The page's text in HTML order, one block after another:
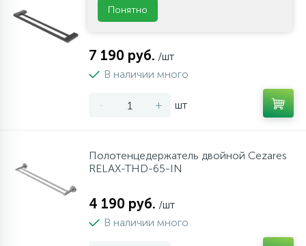
Полотенцедержатель двойной Cezares
SLIDER-THD-60-NOP
7 190 руб. /шт
В наличии много
- + шт
Полотенцедержатель двойной Cezares
RELAX-THD-65-IN
4 190 руб. /шт
В наличии много
Понятно